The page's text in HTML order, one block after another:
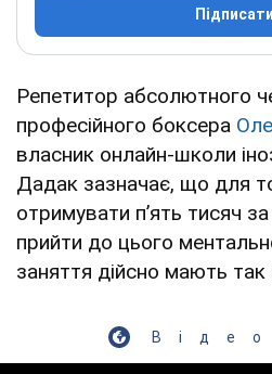
Репетитор абсолютного
професійного боксера
власник онлайн-школи
Дадак зазначає, що для
отримувати пʼять тисяч
прийти до цього
заняття дійсно мають